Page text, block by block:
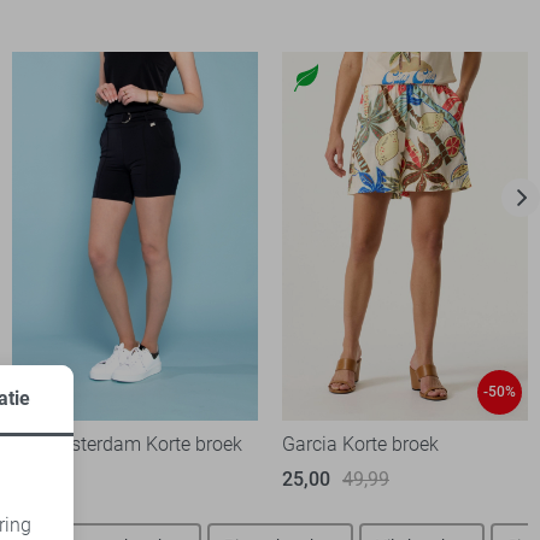
TQ Amsterdam Korte broek
-50%
Garcia Korte broek
25,00 49,99